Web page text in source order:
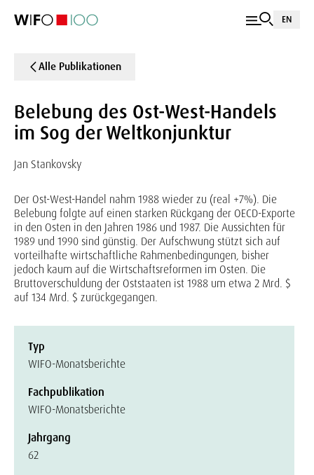
EN
Alle Publikationen
Belebung des Ost-West-Handels
im Sog der Weltkonjunktur
Jan Stankovsky
Der Ost-West-Handel nahm 1988 wieder zu (real +7%). Die
Belebung folgte auf einen starken Rückgang der OECD-Exporte
in den Osten in den Jahren 1986 und 1987. Die Aussichten für
1989 und 1990 sind günstig. Der Aufschwung stützt sich auf
vorteilhafte wirtschaftliche Rahmenbedingungen, bisher
jedoch kaum auf die Wirtschaftsreformen im Osten. Die
Bruttoverschuldung der Oststaaten ist 1988 um etwa 2 Mrd. $
auf 134 Mrd. $ zurückgegangen.
Typ
WIFO-Monatsberichte
Fachpublikation
WIFO-Monatsberichte
Jahrgang
62